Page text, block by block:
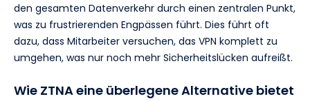
den gesamten Datenverkehr durch einen zentralen Punkt,
was zu frustrierenden Engpässen führt. Dies führt oft
dazu, dass Mitarbeiter versuchen, das VPN komplett zu
umgehen, was nur noch mehr Sicherheitslücken aufreißt.
Wie ZTNA eine überlegene Alternative bietet